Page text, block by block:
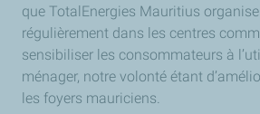
que TotalEnergies Mauritius
régulièrement dans les centres
sensibiliser les consommateurs à
ménager, notre volonté étant
les foyers mauriciens.